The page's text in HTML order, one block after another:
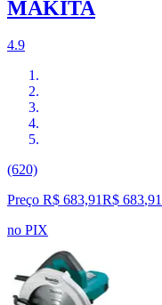
MAKITA
4.9
(620)
Preço R$ 683,91R$ 683,91
no PIX